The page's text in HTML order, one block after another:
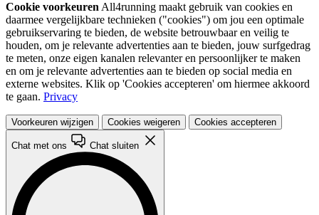
Cookie voorkeuren All4running maakt gebruik van cookies en
daarmee vergelijkbare technieken ("cookies") om jou een optimale
gebruikservaring te bieden, de website betrouwbaar en veilig te
houden, om je relevante advertenties aan te bieden, jouw surfgedrag
te meten, onze eigen kanalen relevanter en persoonlijker te maken
en om je relevante advertenties aan te bieden op social media en
externe websites. Klik op 'Cookies accepteren' om hiermee akkoord
te gaan. Privacy
Voorkeuren wijzigen Cookies weigeren Cookies accepteren
Chat met ons Chat sluiten